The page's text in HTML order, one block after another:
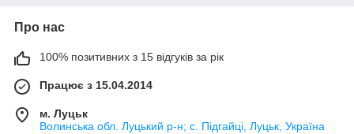
Про нас
100% позитивних з 15 відгуків за рік
Працює з 15.04.2014
м. Луцьк
Волинська обл. Луцький р-н; с. Підгайці, Луцьк, Україна